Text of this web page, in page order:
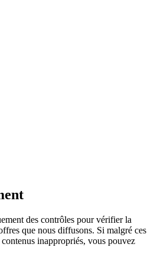
des contrôles pour vérifier la
que nous diffusons. Si malgré ces
inappropriés, vous pouvez